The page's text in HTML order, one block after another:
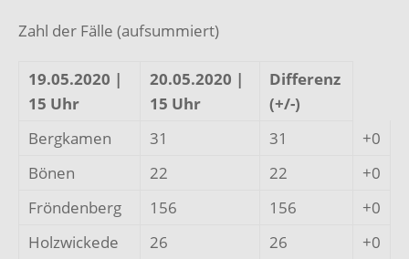
Zahl der Fälle (aufsummiert)
19.05.2020 |
15 Uhr
20.05.2020 |
15 Uhr
Differenz
(+/-)
Bergkamen
31 31
+0
Bönen
22 22
+0
Fröndenberg
156 156
+0
Holzwickede
26 26
+0